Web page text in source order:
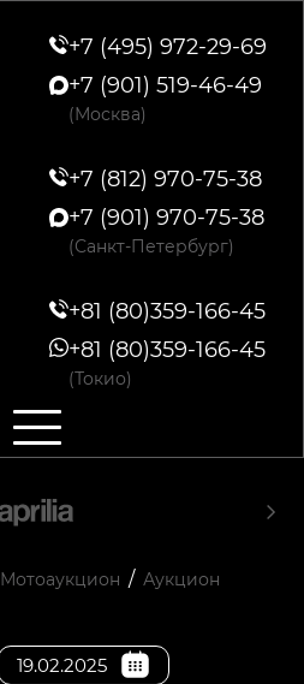
+7 (495) 972-29-69
+7 (901) 519-46-49
(Москва)
+7 (812) 970-75-38
+7 (901) 970-75-38
(Санкт-Петербург)
+81 (80)359-166-45
+81 (80)359-166-45
(Токио)
Мотоаукцион / Аукцион
19.02.2025